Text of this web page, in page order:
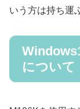
いう方は持ち運
について